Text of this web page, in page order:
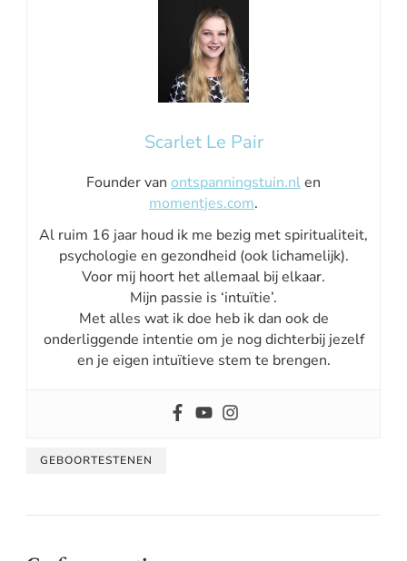
Scarlet Le Pair
Founder van ontspanningstuin.nlen
momentjes.com.
Al ruim 16 jaar houd ik me bezig met spiritualiteit,
psychologie en gezondheid (ook lichamelijk).
Voor mij hoort het allemaal bij elkaar.
Mijn passie is ‘intuïtie’.
Met alles wat ik doe heb ik dan ook de
onderliggende intentie om je nog dichterbij jezelf
en je eigen intuïtieve stem te brengen.
GEBOORTESTENEN